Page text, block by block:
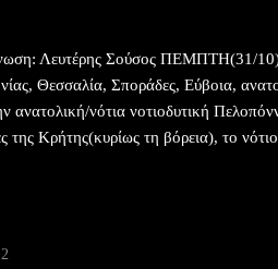
Λευτέρης Σούσος ΠΕΜΠΤΗ(31/10):
Θεσσαλία, Σποράδες, Εύβοια,
ανατολική/νότια νοτιοδυτική
της Κρήτης(κυρίως τη βόρεια), το νότιο
2